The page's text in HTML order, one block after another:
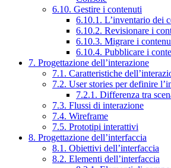
6.10. Gestire i contenuti
6.10.1. L’inventario dei
6.10.2. Revisionare i
6.10.3. Migrare i
6.10.4. Pubblicare i
7. Progettazione dell’interazione
7.1. Caratteristiche
7.2. User stories per definire
7.2.1. Differenza tra
7.3. Flussi di interazione
7.4. Wireframe
7.5. Prototipi interattivi
8. Progettazione dell’interfaccia
8.1. Obiettivi dell’interfaccia
8.2. Elementi dell’interfaccia